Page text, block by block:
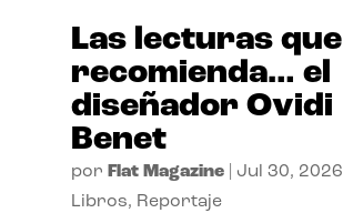
Las lecturas que
recomienda… el
diseñador Ovidi
Benet
por Flat Magazine| Jul 30, 2026
Libros, Reportaje